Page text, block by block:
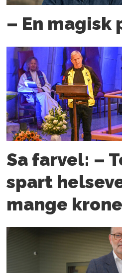
– En magisk
Sa farvel: –
spart
mange